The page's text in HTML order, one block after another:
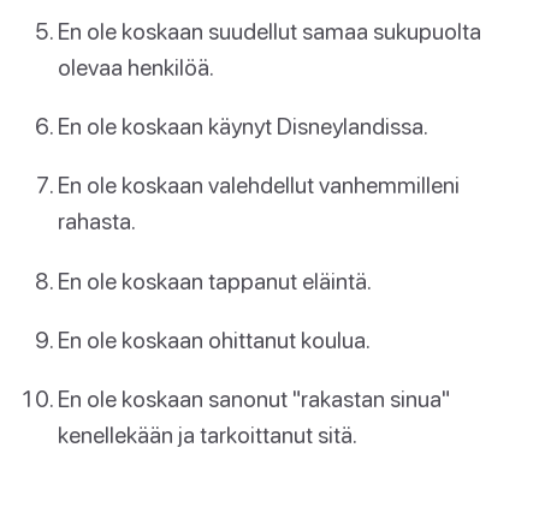
En ole koskaan suudellut samaa sukupuolta
olevaa henkilöä.
En ole koskaan käynyt Disneylandissa.
En ole koskaan valehdellut vanhemmilleni
rahasta.
En ole koskaan tappanut eläintä.
En ole koskaan ohittanut koulua.
En ole koskaan sanonut "rakastan sinua"
kenellekään ja tarkoittanut sitä.